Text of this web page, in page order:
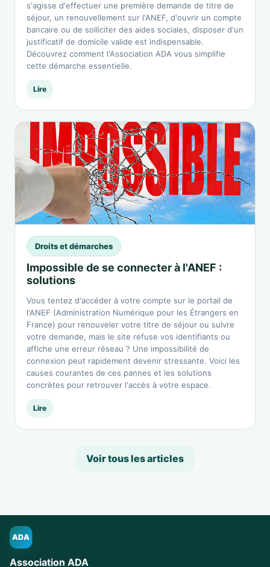
s'agisse d'effectuer une première demande de titre de
séjour, un renouvellement sur l'ANEF, d'ouvrir un compte
bancaire ou de solliciter des aides sociales, disposer d'un
justificatif de domicile valide est indispensable.
Découvrez comment l'Association ADA vous simplifie
cette démarche essentielle.
Lire
Droits et démarches
Impossible de se connecter à l'ANEF :
solutions
Vous tentez d'accéder à votre compte sur le portail de
l'ANEF (Administration Numérique pour les Étrangers en
France) pour renouveler votre titre de séjour ou suivre
votre demande, mais le site refuse vos identifiants ou
affiche une erreur réseau ? Une impossibilité de
connexion peut rapidement devenir stressante. Voici les
causes courantes de ces pannes et les solutions
concrètes pour retrouver l'accès à votre espace.
Lire
Voir tous les articles
ADA
Association ADA